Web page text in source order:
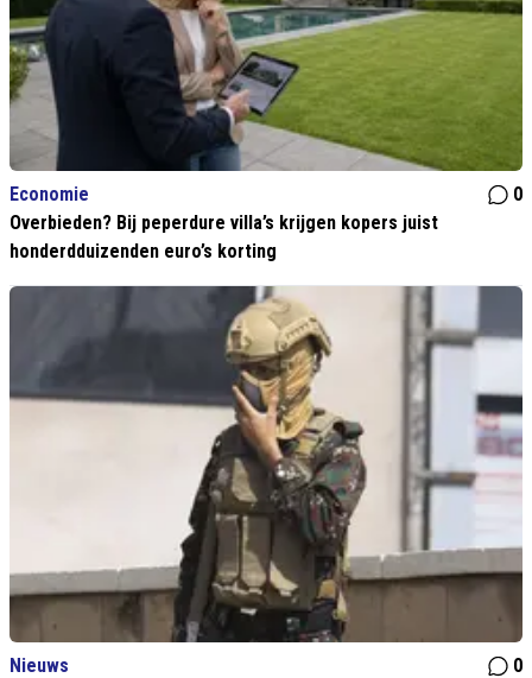
Economie
0
Overbieden? Bij peperdure villa’s krijgen kopers juist
honderdduizenden euro’s korting
Nieuws
0